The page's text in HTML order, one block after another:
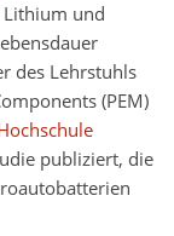
und
des Lehrstuhls
(PEM)
publiziert, die